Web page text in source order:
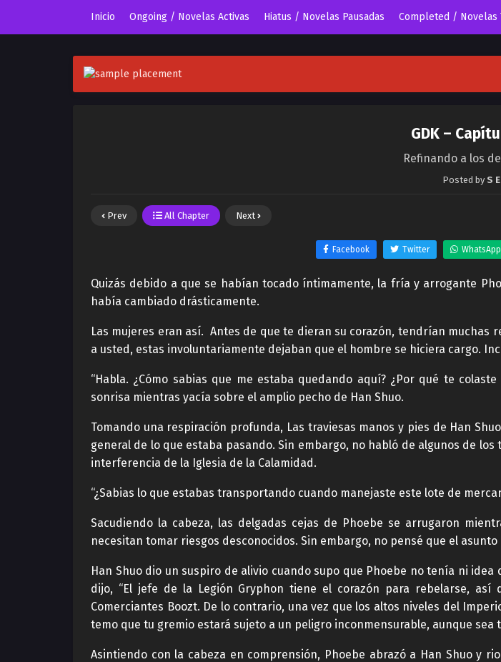
Inicio Ongoing / Novelas Activas Hiatus / Novelas Pausadas Completed / Novelas
GDK –
Refinando a los
Posted by S
Prev All Chapter Next
Facebook Twitter WhatsApp
Quizás debido a que se habían tocado íntimamente, la fría y arrogante
había cambiado drásticamente.
Las mujeres eran así. Antes de que te dieran su corazón, tendrían muchas
a usted, estas involuntariamente dejaban que el hombre se hiciera cargo.
“Habla. ¿Cómo sabias que me estaba quedando aquí? ¿Por qué te
sonrisa mientras yacía sobre el amplio pecho de Han Shuo.
Tomando una respiración profunda, Las traviesas manos y pies de Han
general de lo que estaba pasando. Sin embargo, no habló de algunos de
interferencia de la Iglesia de la Calamidad.
“¿Sabias lo que estabas transportando cuando manejaste este lote de
Sacudiendo la cabeza, las delgadas cejas de Phoebe se arrugaron
necesitan tomar riesgos desconocidos. Sin embargo, no pensé que el
Han Shuo dio un suspiro de alivio cuando supo que Phoebe no tenía ni
dijo, “El jefe de la Legión Gryphon tiene el corazón para rebelarse,
Comerciantes Boozt. De lo contrario, una vez que los altos niveles del
temo que tu gremio estará sujeto a un peligro inconmensurable, aunque sea
Asintiendo con la cabeza en comprensión, Phoebe abrazó a Han Shuo y